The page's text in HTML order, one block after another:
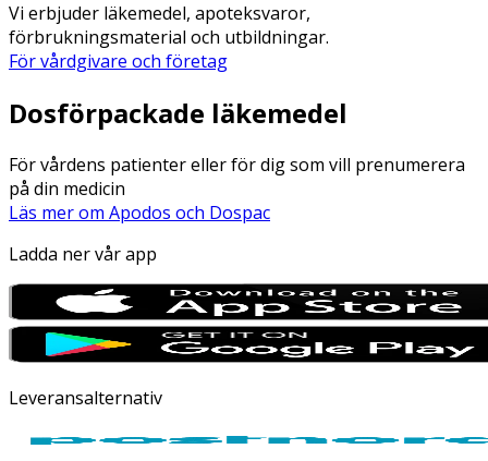
Vi erbjuder läkemedel, apoteksvaror,
förbrukningsmaterial och utbildningar.
För vårdgivare och företag
Dosförpackade läkemedel
För vårdens patienter eller för dig som vill prenumerera
på din medicin
Läs mer om Apodos och Dospac
Ladda ner vår app
Leveransalternativ